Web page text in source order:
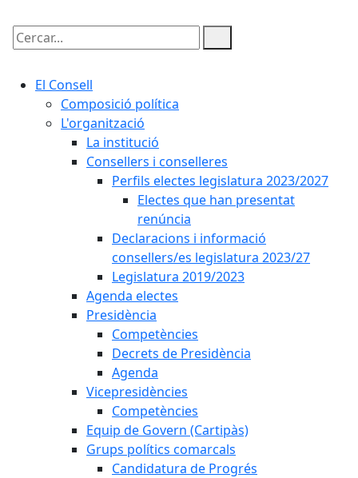
Cercar:
El Consell
Composició política
L'organització
La institució
Consellers i conselleres
Perfils electes legislatura 2023/2027
Electes que han presentat
renúncia
Declaracions i informació
consellers/es legislatura 2023/27
Legislatura 2019/2023
Agenda electes
Presidència
Competències
Decrets de Presidència
Agenda
Vicepresidències
Competències
Equip de Govern (Cartipàs)
Grups polítics comarcals
Candidatura de Progrés